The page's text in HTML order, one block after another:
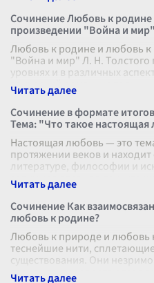
Сочинение Любовь к
произведении "Война и мир"
Любовь к родине и любовь
"Война и мир" Л. Н.
уровнях и в различных
эпический роман, не толь
Сочинение в формате
Тема: "Что такое
Настоящая любовь — это
протяжении веков и
литературе, философии и
задумываются над тем, что
Сочинение Как
любовь к родине?
Любовь к природе и любовь
теснейшие нити,
существования. Они
сознания, переплетаются в